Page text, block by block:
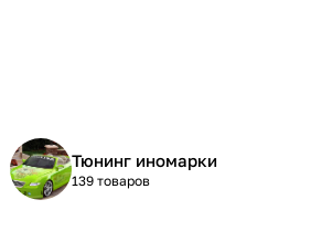
Тюнинг иномарки
139 товаров